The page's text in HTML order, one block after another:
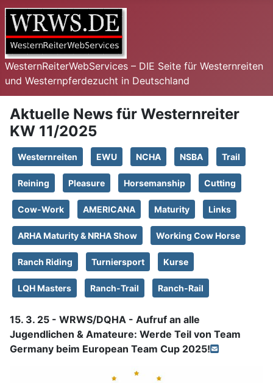
WesternReiterWebServices – DIE Seite für Westernreiten
und Westernpferdezucht in Deutschland
Aktuelle News für Westernreiter
KW 11/2025
Westernreiten EWU NCHA NSBA Trail
Reining Pleasure Horsemanship Cutting
Cow-Work AMERICANA Maturity Links
ARHA Maturity & NRHA Show Working Cow Horse
Ranch Riding Turniersport Kurse
LQH Masters Ranch-Trail Ranch-Rail
15. 3. 25 - WRWS/DQHA - Aufruf an alle
Jugendlichen & Amateure: Werde Teil von Team
Germany beim European Team Cup 2025!